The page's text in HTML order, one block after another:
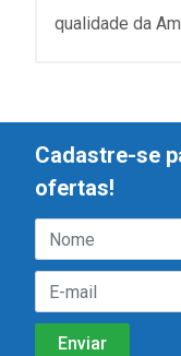
qualidade da
Cadastre-se
ofertas!